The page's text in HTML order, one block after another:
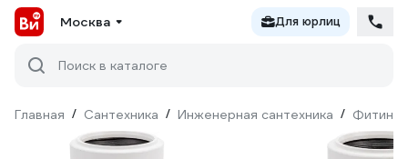
Москва Для юрлиц
Поиск в каталоге
Главная / Сантехника / Инженерная сантехника / Фитинги